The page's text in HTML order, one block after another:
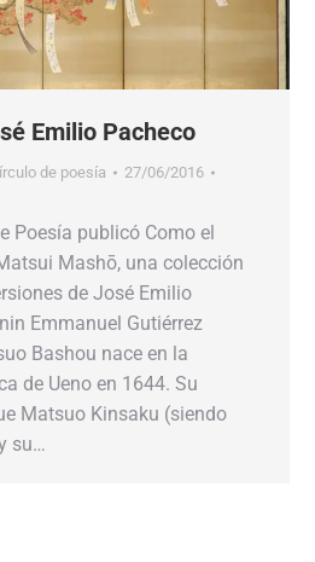
Emilio Pacheco
de poesía
27/06/2016
Poesía publicó Como el
Mashō, una colección
de José Emilio
Emmanuel Gutiérrez
Bashou nace en la
de Ueno en 1644. Su
Matsuo Kinsaku (siendo
su…